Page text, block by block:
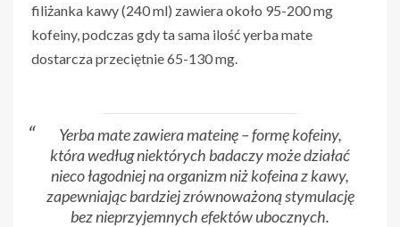
filiżanka kawy (240 ml) zawiera około 95-200 mg
kofeiny, podczas gdy ta sama ilość yerba mate
dostarcza przeciętnie 65-130 mg.
Yerba mate zawiera mateinę – formę kofeiny,
która według niektórych badaczy może działać
nieco łagodniej na organizm niż kofeina z kawy,
zapewniając bardziej zrównoważoną stymulację
bez nieprzyjemnych efektów ubocznych.